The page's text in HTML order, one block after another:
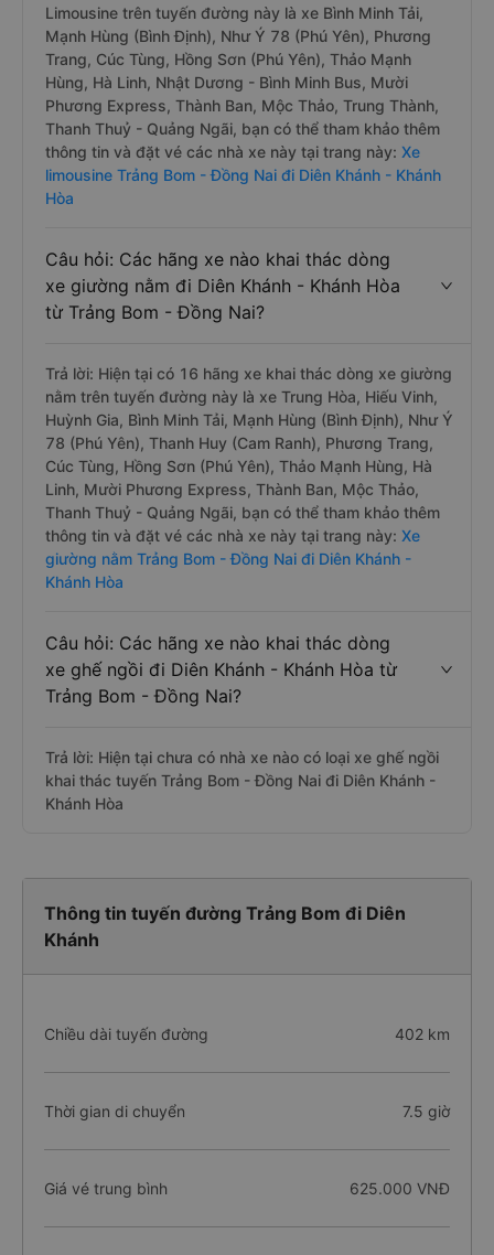
Limousine trên tuyến đường này là xe Bình Minh Tải,
Mạnh Hùng (Bình Định), Như Ý 78 (Phú Yên), Phương
Trang, Cúc Tùng, Hồng Sơn (Phú Yên), Thảo Mạnh
Hùng, Hà Linh, Nhật Dương - Bình Minh Bus, Mười
Phương Express, Thành Ban, Mộc Thảo, Trung Thành,
Thanh Thuỷ - Quảng Ngãi, bạn có thể tham khảo thêm
thông tin và đặt vé các nhà xe này tại trang này: Xe
limousine Trảng Bom - Đồng Nai đi Diên Khánh - Khánh
Hòa
Câu hỏi: Các hãng xe nào khai thác dòng
xe giường nằm đi Diên Khánh - Khánh Hòa
từ Trảng Bom - Đồng Nai?
Trả lời: Hiện tại có 16 hãng xe khai thác dòng xe giường
nằm trên tuyến đường này là xe Trung Hòa, Hiếu Vinh,
Huỳnh Gia, Bình Minh Tải, Mạnh Hùng (Bình Định), Như Ý
78 (Phú Yên), Thanh Huy (Cam Ranh), Phương Trang,
Cúc Tùng, Hồng Sơn (Phú Yên), Thảo Mạnh Hùng, Hà
Linh, Mười Phương Express, Thành Ban, Mộc Thảo,
Thanh Thuỷ - Quảng Ngãi, bạn có thể tham khảo thêm
thông tin và đặt vé các nhà xe này tại trang này: Xe
giường nằm Trảng Bom - Đồng Nai đi Diên Khánh -
Khánh Hòa
Câu hỏi: Các hãng xe nào khai thác dòng
xe ghế ngồi đi Diên Khánh - Khánh Hòa từ
Trảng Bom - Đồng Nai?
Trả lời: Hiện tại chưa có nhà xe nào có loại xe ghế ngồi
khai thác tuyến Trảng Bom - Đồng Nai đi Diên Khánh -
Khánh Hòa
Thông tin tuyến đường Trảng Bom đi Diên
Khánh
Chiều dài tuyến đường 402 km
Thời gian di chuyển 7.5 giờ
Giá vé trung bình 625.000 VNĐ